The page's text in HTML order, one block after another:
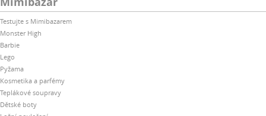
Testujte s Mimibazarem
Monster High
Barbie
Lego
Pyžama
Kosmetika a parfémy
Teplákové soupravy
Dětské boty